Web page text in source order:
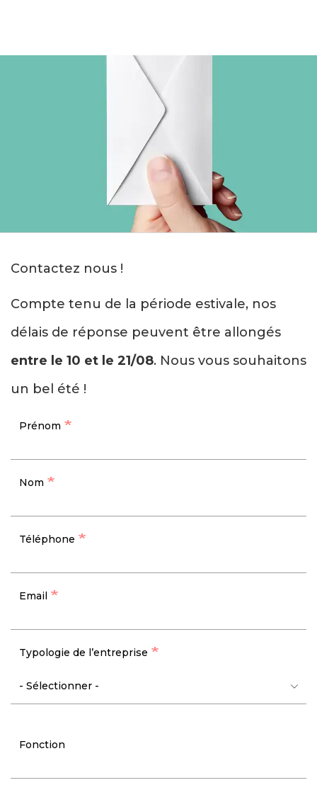
Contactez nous !
Compte tenu de la période estivale, nos
délais de réponse peuvent être allongés
entre le 10 et le 21/08. Nous vous souhaitons
un bel été !
Prénom
Nom
Téléphone
Email
Typologie de l’entreprise
Fonction